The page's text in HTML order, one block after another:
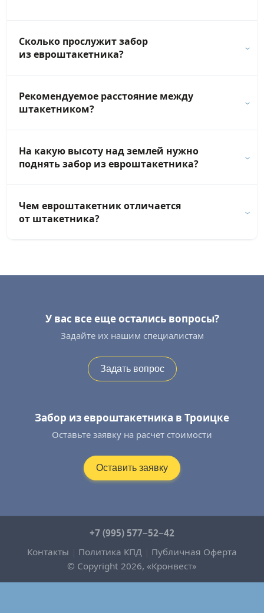
Сколько прослужит забор
из евроштакетника?
Рекомендуемое расстояние между
штакетником?
На какую высоту над землей нужно
поднять забор из евроштакетника?
Чем евроштакетник отличается
от штакетника?
У вас все еще остались вопросы?
Задайте их нашим специалистам
Задать вопрос
Забор из евроштакетника в Троицке
Оставьте заявку на расчет стоимости
Оставить заявку
© Copyright 2026, «Кронвест»
+7 (995) 577−52−42
Контакты
Политика КПД Публичная Оферта